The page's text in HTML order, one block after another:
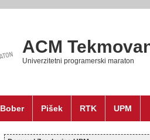
ACM
Univerzitetni programerski maraton
Bober Pišek RTK UPM